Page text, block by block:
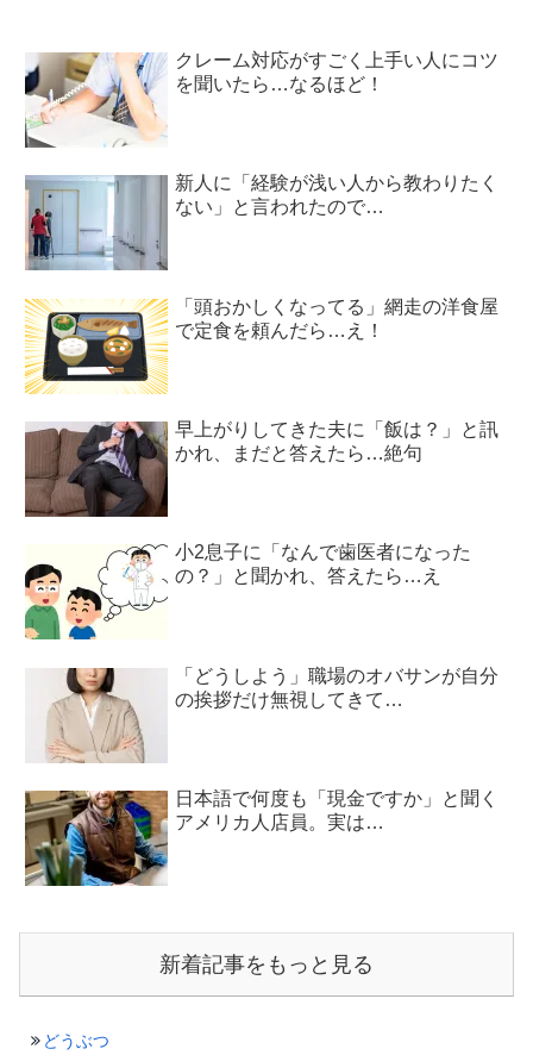
クレーム対応がすごく上手い人にコツ
を聞いたら…なるほど！
新人に「経験が浅い人から教わりたく
ない」と言われたので…
「頭おかしくなってる」網走の洋食屋
で定食を頼んだら…え！
早上がりしてきた夫に「飯は？」と訊
かれ、まだと答えたら…絶句
小2息子に「なんで歯医者になった
の？」と聞かれ、答えたら…え
「どうしよう」職場のオバサンが自分
の挨拶だけ無視してきて…
日本語で何度も「現金ですか」と聞く
アメリカ人店員。実は…
新着記事をもっと見る
どうぶつ